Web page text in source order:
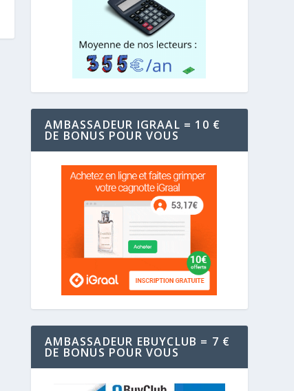
AMBASSADEUR IGRAAL = 10 €
DE BONUS POUR VOUS
AMBASSADEUR EBUYCLUB = 7 €
DE BONUS POUR VOUS